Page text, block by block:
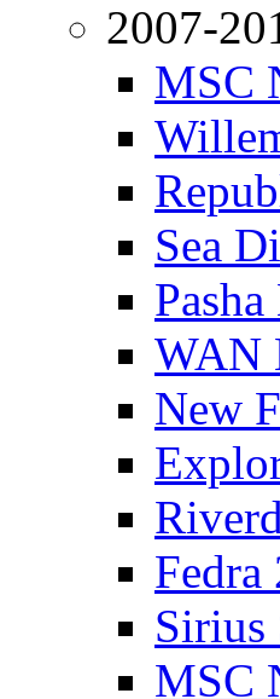
2007-
MSC
Sea
WAN
New
Fedra
Sirius
MSC